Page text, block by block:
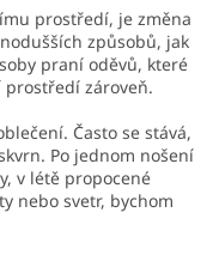
prostředí, je změna
způsobů, jak
praní oděvů, které
zároveň.
Často se stává,
Po jednom nošení
v létě propocené
nebo svetr, bychom